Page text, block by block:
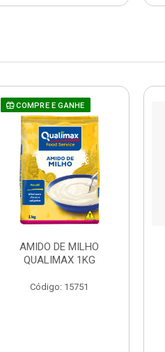
COMPRE E GANHE
AMIDO DE MILHO
QUALIMAX 1KG
Código: 15751